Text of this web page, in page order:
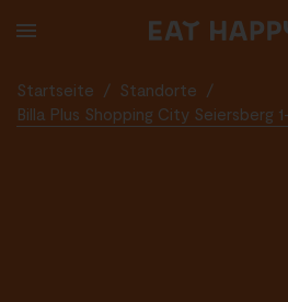
TO
Startseite / Standorte
/
Billa Plus Shopping City Seiersberg